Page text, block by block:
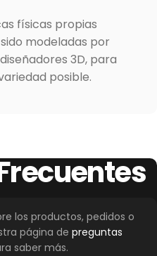
físicas propias
modeladas por
3D, para
posible.
los productos, pedidos o
página de preguntas
saber más.